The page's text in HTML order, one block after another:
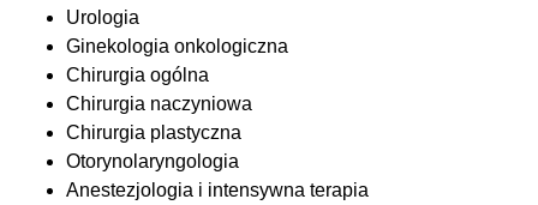
Urologia
Ginekologia onkologiczna
Chirurgia ogólna
Chirurgia naczyniowa
Chirurgia plastyczna
Otorynolaryngologia
Anestezjologia i intensywna terapia